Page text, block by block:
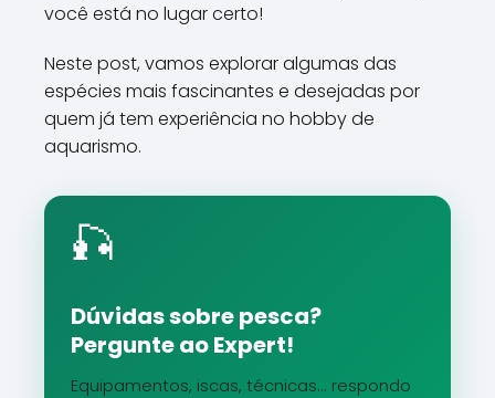
você está no lugar certo!
Neste post, vamos explorar algumas das
espécies mais fascinantes e desejadas por
quem já tem experiência no hobby de
aquarismo.
🎣
Dúvidas sobre pesca?
Pergunte ao Expert!
Equipamentos, iscas, técnicas... respondo